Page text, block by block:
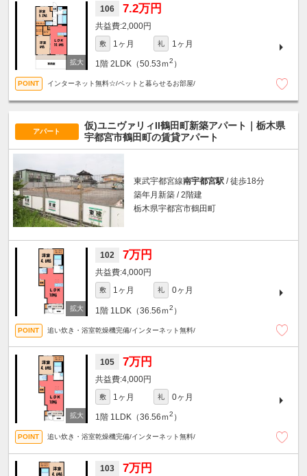
106 7.2万円
2,000円
敷 1ヶ月 礼 1ヶ月
1階 2LDK（50.53ｍ2 ）
インターネット無料☆/ペットと暮らせるお部屋/
アパート
仮)ユニヴァリィII鶴田町新築アパート｜栃木県
宇都宮市鶴田町の賃貸アパート
東武宇都宮線南宇都宮駅 / 徒歩18分
築年月新築 / 2階建
栃木県宇都宮市鶴田町
102 7万円
4,000円
敷 1ヶ月 礼 0ヶ月
1階 1LDK（36.56ｍ2 ）
追い炊き・浴室乾燥機完備/インターネット無料/
105 7万円
4,000円
敷 1ヶ月 礼 0ヶ月
1階 1LDK（36.56ｍ2 ）
追い炊き・浴室乾燥機完備/インターネット無料/
103 7万円